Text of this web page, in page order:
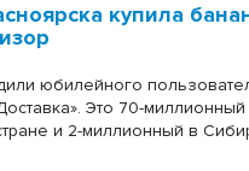
купила
юбилейного
Это 70-
и 2-миллионный в